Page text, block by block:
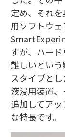
定め、それ
用ソフトウ
すが、ハー
難しいとい
スタイプと
液浸用装置
追加してア
な特長です。